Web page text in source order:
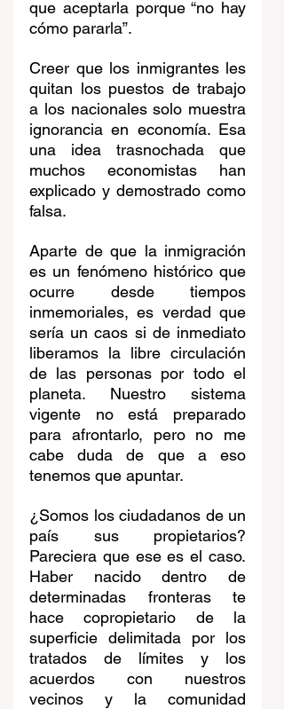
que aceptarla porque “no hay
cómo pararla”.
Creer que los inmigrantes les
quitan los puestos de trabajo
a los nacionales solo muestra
ignorancia en economía. Esa
una idea trasnochada que
muchos economistas han
explicado y demostrado como
falsa.
Aparte de que la inmigración
es un fenómeno histórico que
ocurre desde tiempos
inmemoriales, es verdad que
sería un caos si de inmediato
liberamos la libre circulación
de las personas por todo el
planeta. Nuestro sistema
vigente no está preparado
para afrontarlo, pero no me
cabe duda de que a eso
tenemos que apuntar.
¿Somos los ciudadanos de un
país sus propietarios?
Pareciera que ese es el caso.
Haber nacido dentro de
determinadas fronteras te
hace copropietario de la
superficie delimitada por los
tratados de límites y los
acuerdos con nuestros
vecinos y la comunidad